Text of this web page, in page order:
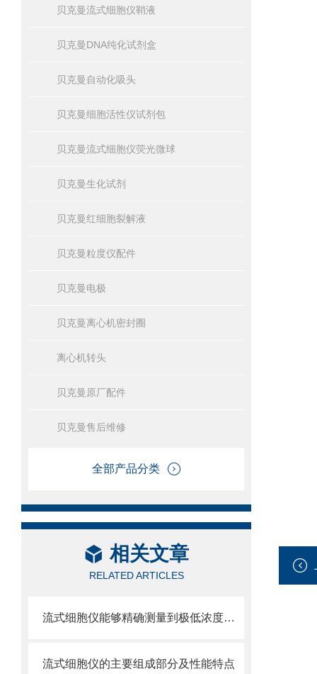
贝克曼流式细胞仪鞘液
贝克曼DNA纯化试剂盒
贝克曼自动化吸头
贝克曼细胞活性仪试剂包
贝克曼流式细胞仪荧光微球
贝克曼生化试剂
贝克曼红细胞裂解液
贝克曼粒度仪配件
贝克曼电极
贝克曼离心机密封圈
离心机转头
贝克曼原厂配件
贝克曼售后维修
全部产品分类
相关文章
RELATED ARTICLES
流式细胞仪能够精确测量到极低浓度的标记物
流式细胞仪的主要组成部分及性能特点